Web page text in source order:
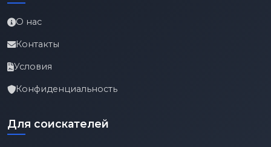
О нас
Контакты
Условия
Конфиденциальность
Для соискателей